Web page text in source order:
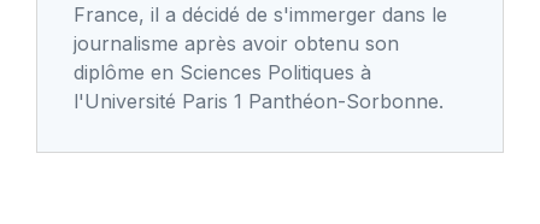
France, il a décidé de s'immerger dans le
journalisme après avoir obtenu son
diplôme en Sciences Politiques à
l'Université Paris 1 Panthéon-Sorbonne.